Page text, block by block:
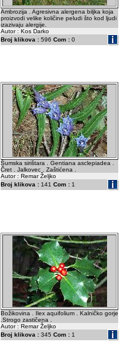
Ambrozija . Agresivna alergena biljka koja
proizvodi velike količine peludi što kod ljudi
izazivaju alergije.
Autor : Kos Darko
Broj klikova : 596 Com : 0
Šumska sirištara . Gentiana asclepiadea .
Čret . Jalkovec . Zaštićena .
Autor : Remar Željko
Broj klikova : 141 Com : 1
Božikovina . Ilex aquifolium . Kalničko gorje
.Strogo zastičena .
Autor : Remar Željko
Broj klikova : 345 Com : 1